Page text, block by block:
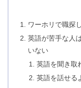
ワーホリで職探
英語が苦手な人
いない
英語を聞き取
英語を話せる